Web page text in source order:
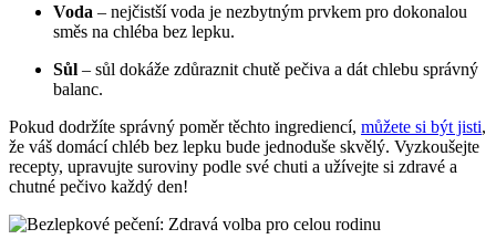
Voda – nejčistší voda je nezbytným prvkem pro dokonalou
směs na chléba bez lepku.
Sůl – sůl dokáže zdůraznit chutě pečiva a dát chlebu správný
balanc.
Pokud dodržíte správný poměr těchto ingrediencí, můžete si být jisti,
že váš domácí chléb bez lepku bude jednoduše skvělý. Vyzkoušejte
recepty, upravujte suroviny podle své chuti a užívejte si zdravé a
chutné pečivo každý den!